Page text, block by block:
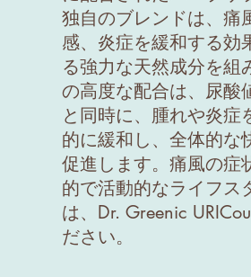
独自のブレンドは、痛
感、炎症を緩和する効
る強力な天然成分を組
の高度な配合は、尿酸
と同時に、腫れや炎症
的に緩和し、全体的な
促進します。痛風の症
的で活動的なライフス
は、Dr. Greenic
ださい。